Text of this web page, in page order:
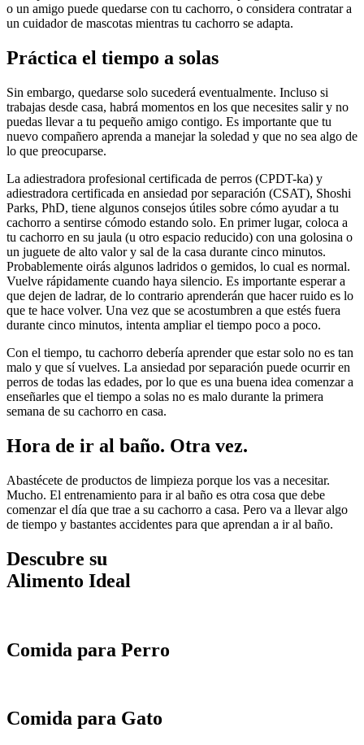
o un amigo puede quedarse con tu cachorro, o considera contratar a
un cuidador de mascotas mientras tu cachorro se adapta.
Práctica el tiempo a solas
Sin embargo, quedarse solo sucederá eventualmente. Incluso si
trabajas desde casa, habrá momentos en los que necesites salir y no
puedas llevar a tu pequeño amigo contigo. Es importante que tu
nuevo compañero aprenda a manejar la soledad y que no sea algo de
lo que preocuparse.
La adiestradora profesional certificada de perros (CPDT-ka) y
adiestradora certificada en ansiedad por separación (CSAT), Shoshi
Parks, PhD, tiene algunos consejos útiles sobre cómo ayudar a tu
cachorro a sentirse cómodo estando solo. En primer lugar, coloca a
tu cachorro en su jaula (u otro espacio reducido) con una golosina o
un juguete de alto valor y sal de la casa durante cinco minutos.
Probablemente oirás algunos ladridos o gemidos, lo cual es normal.
Vuelve rápidamente cuando haya silencio. Es importante esperar a
que dejen de ladrar, de lo contrario aprenderán que hacer ruido es lo
que te hace volver. Una vez que se acostumbren a que estés fuera
durante cinco minutos, intenta ampliar el tiempo poco a poco.
Con el tiempo, tu cachorro debería aprender que estar solo no es tan
malo y que sí vuelves. La ansiedad por separación puede ocurrir en
perros de todas las edades, por lo que es una buena idea comenzar a
enseñarles que el tiempo a solas no es malo durante la primera
semana de su cachorro en casa.
Hora de ir al baño. Otra vez.
Abastécete de productos de limpieza porque los vas a necesitar.
Mucho. El entrenamiento para ir al baño es otra cosa que debe
comenzar el día que trae a su cachorro a casa. Pero va a llevar algo
de tiempo y bastantes accidentes para que aprendan a ir al baño.
Descubre su
Alimento Ideal
Comida para Perro
Comida para Gato